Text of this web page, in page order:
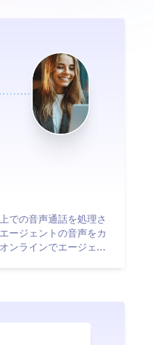
での音声通話を処理さ
ージェントの音声をカ
ンラインでエージェン
。